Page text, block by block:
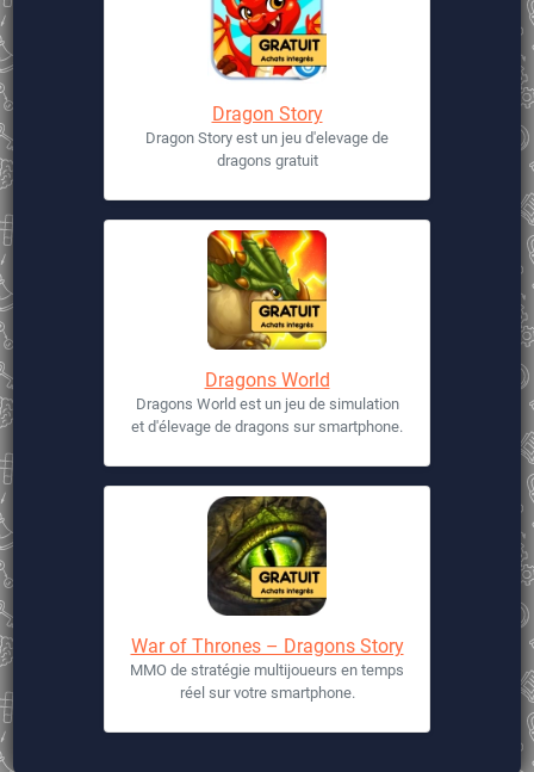
Dragon Story
Dragon Story est un jeu d'elevage de
dragons gratuit
Dragons World
Dragons World est un jeu de simulation
et d'élevage de dragons sur smartphone.
War of Thrones – Dragons Story
MMO de stratégie multijoueurs en temps
réel sur votre smartphone.